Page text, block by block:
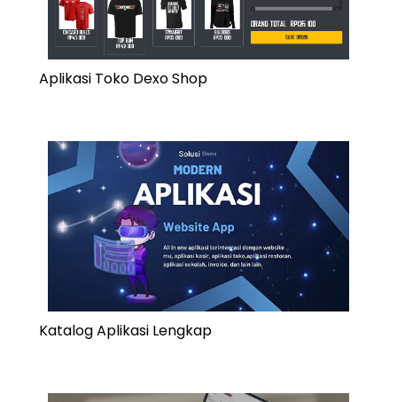
Aplikasi Toko Dexo Shop
Katalog Aplikasi Lengkap